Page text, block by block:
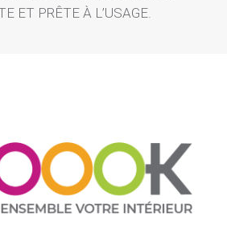
ET PRÊTE À L’USAGE.